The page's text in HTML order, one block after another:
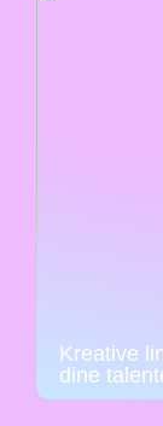
Kreative
dine